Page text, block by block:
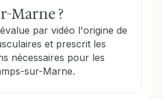
Marne ?
par vidéo l'origine de
et prescrit les
nécessaires pour les
sur-Marne.